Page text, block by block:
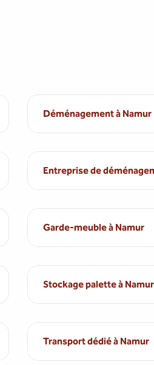
Déménagement à Namur
Entreprise de
Garde-meuble à Namur
Stockage palette à Namur
Transport dédié à Namur